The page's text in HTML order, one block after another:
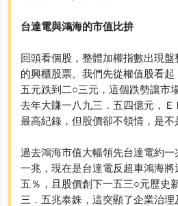
台達電與鴻海的市值比拚
回頭看個股，整體加權指數出現
的興櫃股票。我們先從權值股看
五元跌到二○三元，這個跌勢讓市
去年大賺一八九三．五四億元，
最高紀錄，但股價卻不領情，是
過去鴻海市值大幅領先台達電約
一兆，現在是台達電反超車鴻海
五％，且股價創下一五三○元歷史
三．五兆泰銖，這突顯了企業治理